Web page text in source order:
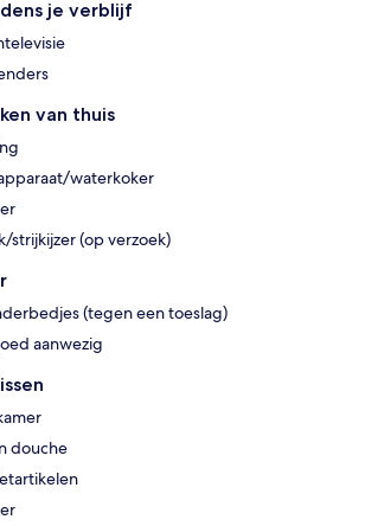
je verblijf
van thuis
waterkoker
strijkijzer (op verzoek)
(tegen een toeslag)
aanwezig
douche